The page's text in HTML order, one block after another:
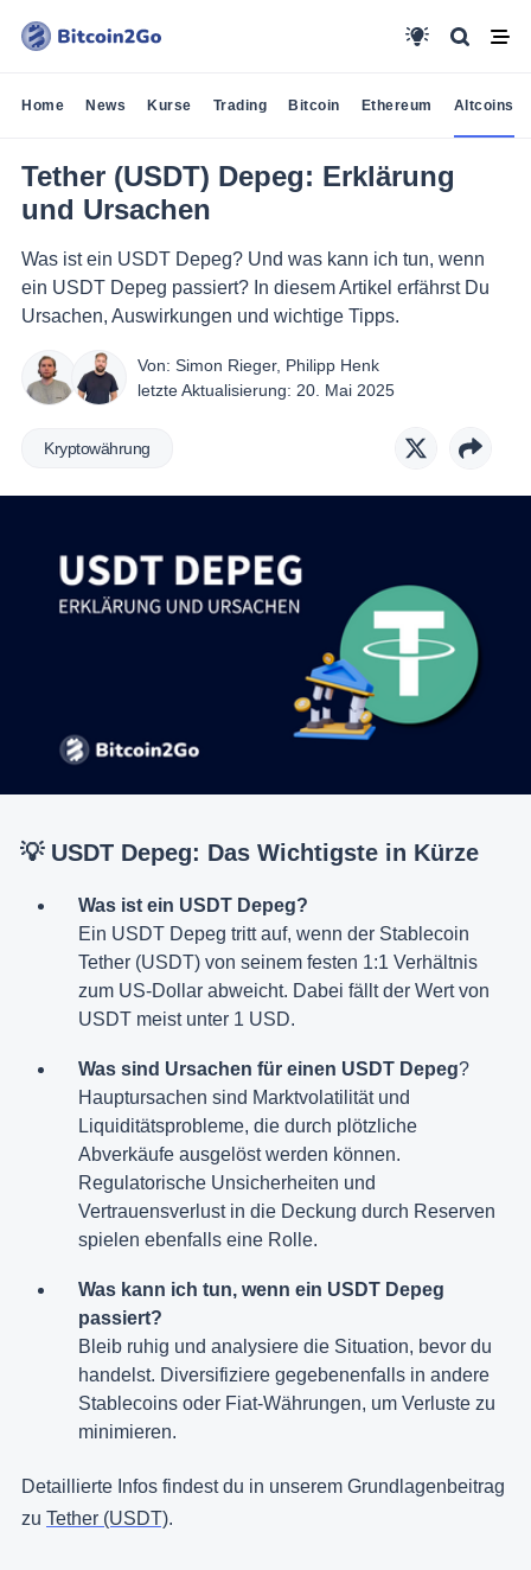
Home News Kurse Trading Bitcoin Ethereum Altcoins
Tether (USDT) Depeg: Erklärung
und Ursachen
Was ist ein USDT Depeg? Und was kann ich tun, wenn
ein USDT Depeg passiert? In diesem Artikel erfährst Du
Ursachen, Auswirkungen und wichtige Tipps.
Von: Simon Rieger, Philipp Henk
letzte Aktualisierung: 20. Mai 2025
Kryptowährung
💡 USDT Depeg: Das Wichtigste in Kürze
Was ist ein USDT Depeg?
Ein USDT Depeg tritt auf, wenn der Stablecoin
Tether (USDT) von seinem festen 1:1 Verhältnis
zum US-Dollar abweicht. Dabei fällt der Wert von
USDT meist unter 1 USD.
Was sind Ursachen für einen USDT Depeg?
Hauptursachen sind Marktvolatilität und
Liquiditätsprobleme, die durch plötzliche
Abverkäufe ausgelöst werden können.
Regulatorische Unsicherheiten und
Vertrauensverlust in die Deckung durch Reserven
spielen ebenfalls eine Rolle.
Was kann ich tun, wenn ein USDT Depeg
passiert?
Bleib ruhig und analysiere die Situation, bevor du
handelst. Diversifiziere gegebenenfalls in andere
Stablecoins oder Fiat-Währungen, um Verluste zu
minimieren.
Detaillierte Infos findest du in unserem Grundlagenbeitrag
zu Tether (USDT).